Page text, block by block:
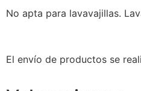
No apta para lavavajillas.
El envío de productos se